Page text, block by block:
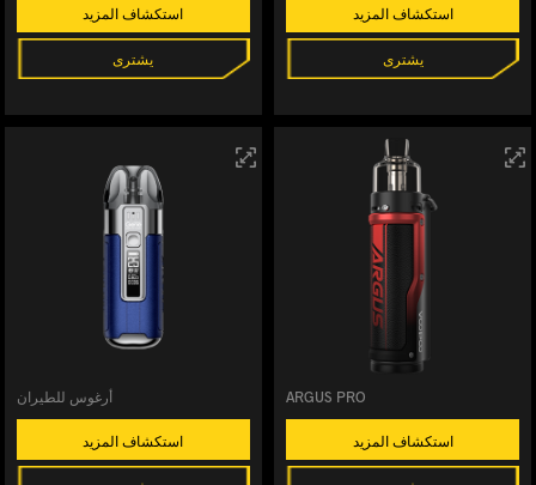
استكشاف المزيد
يشترى
استكشاف المزيد
يشترى
أرغوس للطيران
استكشاف المزيد
ARGUS PRO
استكشاف المزيد